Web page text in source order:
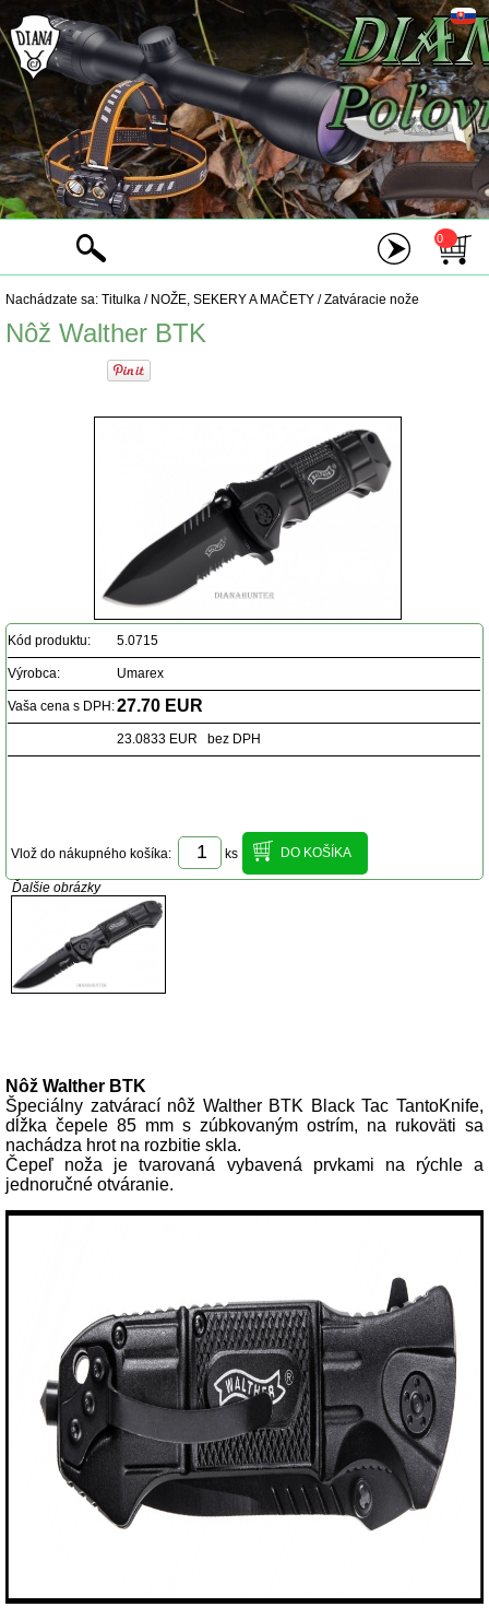
0
Nachádzate sa: Titulka / NOŽE, SEKERY A MAČETY /Zatváracie nože
Nôž Walther BTK
Kód produktu: 5.0715
Výrobca: Umarex
Vaša cena s DPH:27.70 EUR
23.0833 EUR bez DPH
Vlož do nákupného košíka: ks
Ďalšie obrázky
Nôž Walther BTK
Špeciálny zatvárací nôž Walther BTK Black Tac TantoKnife,
dĺžka čepele 85 mm s zúbkovaným ostrím, na rukoväti sa
nachádza hrot na rozbitie skla.
Čepeľ noža je tvarovaná vybavená prvkami na rýchle a
jednoručné otváranie.